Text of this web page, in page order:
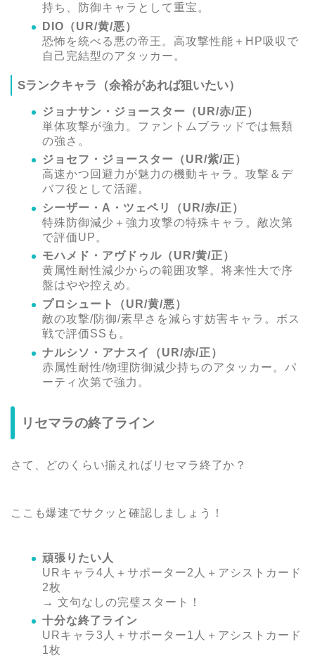
持ち、防御キャラとして重宝。
DIO（UR/黄/悪）
恐怖を統べる悪の帝王。高攻撃性能＋HP吸収で
自己完結型のアタッカー。
Sランクキャラ（余裕があれば狙いたい）
ジョナサン・ジョースター（UR/赤/正）
単体攻撃が強力。ファントムブラッドでは無類
の強さ。
ジョセフ・ジョースター（UR/紫/正）
高速かつ回避力が魅力の機動キャラ。攻撃＆デ
バフ役として活躍。
シーザー・A・ツェペリ（UR/赤/正）
特殊防御減少＋強力攻撃の特殊キャラ。敵次第
で評価UP。
モハメド・アヴドゥル（UR/黄/正）
黄属性耐性減少からの範囲攻撃。将来性大で序
盤はやや控えめ。
プロシュート（UR/黄/悪）
敵の攻撃/防御/素早さを減らす妨害キャラ。ボス
戦で評価SSも。
ナルシソ・アナスイ（UR/赤/正）
赤属性耐性/物理防御減少持ちのアタッカー。パ
ーティ次第で強力。
リセマラの終了ライン
さて、どのくらい揃えればリセマラ終了か？
ここも爆速でサクッと確認しましょう！
頑張りたい人
URキャラ4人＋サポーター2人＋アシストカード
2枚
→ 文句なしの完璧スタート！
十分な終了ライン
URキャラ3人＋サポーター1人＋アシストカード
1枚